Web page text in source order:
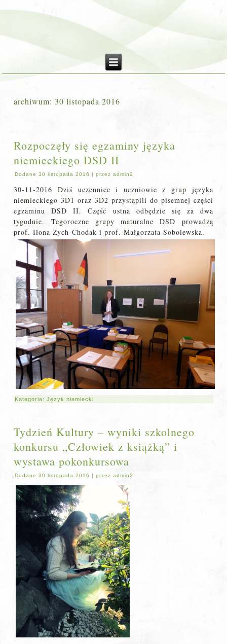
archiwum: 30 listopada 2016
Rozpoczęły się egzaminy języka
niemieckiego DSD II
Dodane 30 listopada 2016 |przez admin2
30-11-2016 Dziś uczennice i uczniowie z grup języka
niemieckiego 3D1 oraz 3D2 przystąpili do pisemnej części
egzaminu DSD II. Część ustna odbędzie się za dwa
tygodnie. Tegoroczne grupy maturalne DSD prowadzą
prof. Ilona Zych-Chodak i prof. Małgorzata Sobolewska.
Kategoria:Język niemiecki
Tydzień Kultury – wyniki szkolnego
konkursu „Człowiek z książką” i
wystawa pokonkursowa
Dodane 30 listopada 2016 |przez admin2